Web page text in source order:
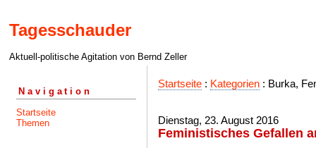
Tagesschauder
Aktuell-politische Agitation von Bernd Zeller
Navigation
Startseite
Themen
Startseite : Kategorien : Burka,
Dienstag, 23. August 2016
Feministisches Gefallen